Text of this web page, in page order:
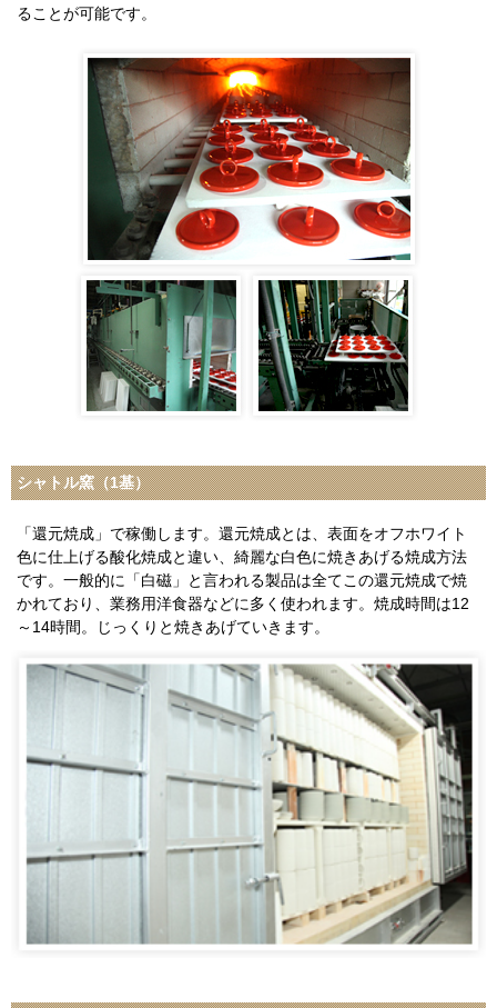
ることが可能です。
シャトル窯（1基）
「還元焼成」で稼働します。還元焼成とは、表面をオフホワイト
色に仕上げる酸化焼成と違い、綺麗な白色に焼きあげる焼成方法
です。一般的に「白磁」と言われる製品は全てこの還元焼成で焼
かれており、業務用洋食器などに多く使われます。焼成時間は12
～14時間。じっくりと焼きあげていきます。